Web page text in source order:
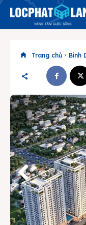
Search
Phiên
& tìm kiếm nhanh
Trang chủ Bình